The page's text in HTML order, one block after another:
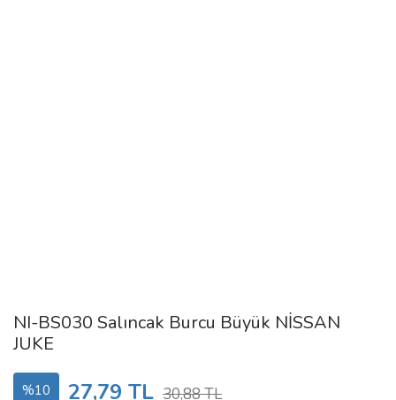
NI-BS030 Salıncak Burcu Büyük NİSSAN
JUKE
%10 27,79 TL 30,88 TL